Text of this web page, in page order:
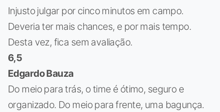
Injusto julgar por cinco minutos em campo.
Deveria ter mais chances, e por mais tempo.
Desta vez, fica sem avaliação.
6,5
Edgardo Bauza
Do meio para trás, o time é ótimo, seguro e
organizado. Do meio para frente, uma bagunça.